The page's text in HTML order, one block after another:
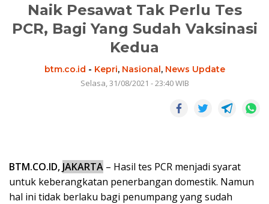
Naik Pesawat Tak Perlu Tes
PCR, Bagi Yang Sudah Vaksinasi
Kedua
btm.co.id - Kepri, Nasional, News Update
Selasa, 31/08/2021 - 23:40 WIB
BTM.CO.ID, JAKARTA – Hasil tes PCR menjadi syarat
untuk keberangkatan penerbangan domestik. Namun
hal ini tidak berlaku bagi penumpang yang sudah